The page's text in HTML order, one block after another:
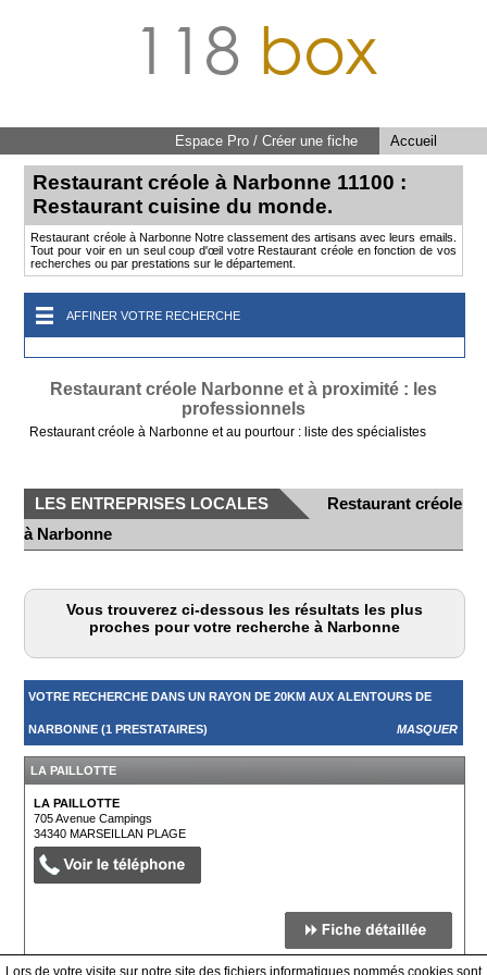
118 box
Accueil
Espace Pro / Créer une fiche
Restaurant créole à Narbonne 11100 :
Restaurant cuisine du monde.
Restaurant créole à Narbonne Notre classement des artisans avec leurs emails.
Tout pour voir en un seul coup d'œil votre Restaurant créole en fonction de vos
recherches ou par prestations sur le département.
AFFINER VOTRE RECHERCHE
Restaurant créole Narbonne et à proximité : les
professionnels
Restaurant créole à Narbonne et au pourtour : liste des spécialistes
LES ENTREPRISES LOCALES
Restaurant créole
à Narbonne
Vous trouverez ci-dessous les résultats les plus
proches pour votre recherche à Narbonne
VOTRE RECHERCHE DANS UN RAYON DE 20KM AUX ALENTOURS DE
NARBONNE (1 PRESTATAIRES) MASQUER
LA PAILLOTTE
LA PAILLOTTE
705 Avenue Campings
34340MARSEILLAN PLAGE
Lors de votre visite sur notre site des fichiers informatiques nommés cookies sont